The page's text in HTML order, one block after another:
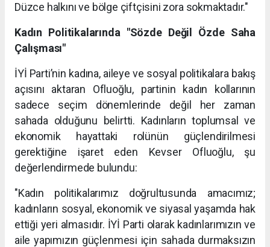
Düzce halkını ve bölge çiftçisini zora sokmaktadır."
Kadın Politikalarında "Sözde Değil Özde Saha
Çalışması"
İYİ Parti’nin kadına, aileye ve sosyal politikalara bakış
açısını aktaran Ofluoğlu, partinin kadın kollarının
sadece seçim dönemlerinde değil her zaman
sahada olduğunu belirtti. Kadınların toplumsal ve
ekonomik hayattaki rolünün güçlendirilmesi
gerektiğine işaret eden Kevser Ofluoğlu, şu
değerlendirmede bulundu:
"Kadın politikalarımız doğrultusunda amacımız;
kadınların sosyal, ekonomik ve siyasal yaşamda hak
ettiği yeri almasıdır. İYİ Parti olarak kadınlarımızın ve
aile yapımızın güçlenmesi için sahada durmaksızın